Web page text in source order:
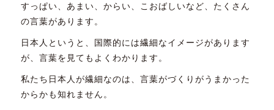
すっぱい、あまい、からい、こおばしいなど、たくさん
の言葉があります。
日本人というと、国際的には繊細なイメージがあります
が、言葉を見てもよくわかります。
私たち日本人が繊細なのは、言葉がづくりがうまかった
からかも知れません。